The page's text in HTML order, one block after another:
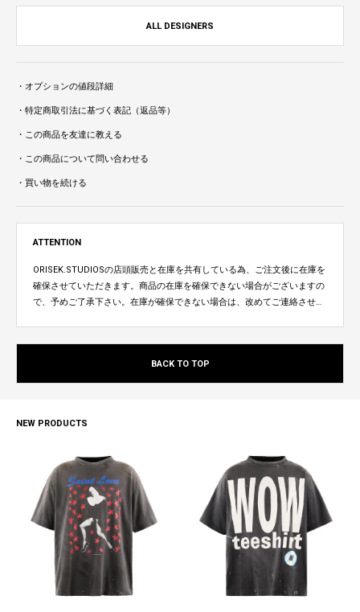
ALL DESIGNERS
・オプションの値段詳細
・特定商取引法に基づく表記（返品等）
・この商品を友達に教える
・この商品について問い合わせる
・買い物を続ける
ATTENTION
ORISEK.STUDIOSの店頭販売と在庫を共有している為、ご注文後に在庫を
確保させていただきます。商品の在庫を確保できない場合がございますの
で、予めご了承下さい。在庫が確保できない場合は、改めてご連絡させて
BACK TO TOP
NEW PRODUCTS